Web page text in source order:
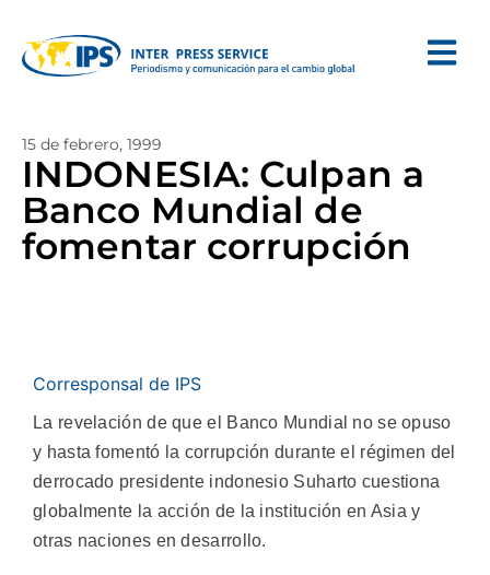
15 de febrero, 1999
INDONESIA: Culpan a
Banco Mundial de
fomentar corrupción
Corresponsal de IPS
La revelación de que el Banco Mundial no se opuso
y hasta fomentó la corrupción durante el régimen del
derrocado presidente indonesio Suharto cuestiona
globalmente la acción de la institución en Asia y
otras naciones en desarrollo.